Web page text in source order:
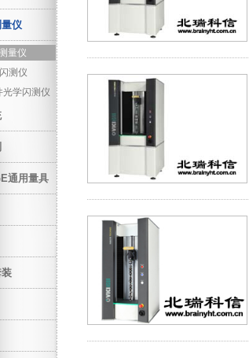
仪
量仪
测仪
学闪测仪
通用量具
装